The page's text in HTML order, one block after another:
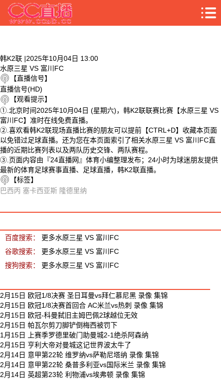
韩K2联 |2025年10月04日 13:00
水原三星 VS 富川FC
【直播信号】
直播信号(HD)
【观看提示】
①.北京时间2025年10月04日 (星期六)，韩K2联联赛比赛【水原三星 VS
富川FC】准时在线免费直播。
②.喜欢看韩K2联现场直播比赛的朋友可以提前【CTRL+D】收藏本页面
以免错过足球直播。还为您在本页面索引了相关水原三星 VS 富川FC直
播的近期比赛列表以及两队历史交锋、两队赛程。
③.页面内容由『24直播网』体育小编整理发布；24小时为球迷朋友提供
最新的体育足球赛事直播、足球直播，韩K2联直播。
【标签】
巴西丙 塞卡西亚斯 隆德里纳
百度搜索：
更多水原三星 VS 富川FC
谷歌搜索：
更多水原三星 VS 富川FC
搜狗搜索：
更多水原三星 VS 富川FC
2月15日 欧冠1/8决赛 圣日耳曼vs拜仁慕尼黑 录像 集锦
2月15日 欧冠1/8决赛首回合 AC米兰vs热刺 录像 集锦
2月15日 欧冠-科曼弑旧主姆巴佩2球越位无效
2月15日 帕瓦尔剪刀脚铲倒梅西被罚下
1月15日 上赛季罗德里破门助曼城2-1绝杀阿森纳
2月15日 亨利大帝对曼城这记世界波太牛了
2月14日 意甲第22轮 维罗纳vs萨勒尼塔纳 录像 集锦
2月14日 意甲第22轮 桑普多利亚vs国际米兰 录像 集锦
2月14日 英超第23轮 利物浦vs埃弗顿 录像 集锦